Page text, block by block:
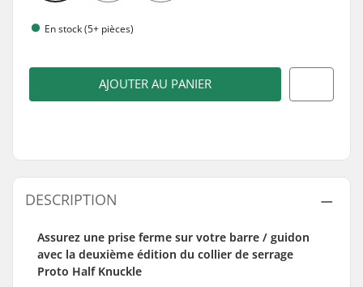
En stock (5+ pièces)
AJOUTER AU PANIER
DESCRIPTION
Assurez une prise ferme sur votre barre / guidon
avec la deuxième édition du collier de serrage
Proto Half Knuckle